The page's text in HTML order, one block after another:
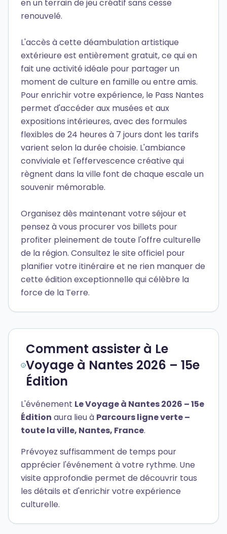
en un terrain de jeu créatif sans cesse
renouvelé.
L'accès à cette déambulation artistique
extérieure est entièrement gratuit, ce qui en
fait une activité idéale pour partager un
moment de culture en famille ou entre amis.
Pour enrichir votre expérience, le Pass Nantes
permet d'accéder aux musées et aux
expositions intérieures, avec des formules
flexibles de 24 heures à 7 jours dont les tarifs
varient selon la durée choisie. L'ambiance
conviviale et l'effervescence créative qui
règnent dans la ville font de chaque escale un
souvenir mémorable.
Organisez dès maintenant votre séjour et
pensez à vous procurer vos billets pour
profiter pleinement de toute l'offre culturelle
de la région. Consultez le site officiel pour
planifier votre itinéraire et ne rien manquer de
cette édition exceptionnelle qui célèbre la
force de la Terre.
Comment assister à Le
Voyage à Nantes 2026 – 15e
Édition
L'événement Le Voyage à Nantes 2026 – 15e
Édition aura lieu à Parcours ligne verte –
toute la ville, Nantes, France.
Prévoyez suffisamment de temps pour
apprécier l'événement à votre rythme. Une
visite approfondie permet de découvrir tous
les détails et d'enrichir votre expérience
culturelle.